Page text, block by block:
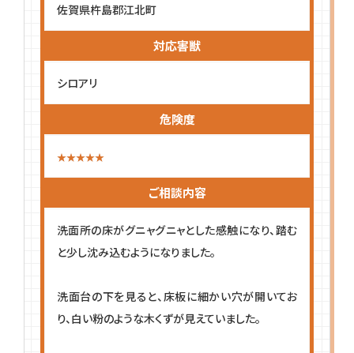
佐賀県杵島郡江北町
対応害獣
シロアリ
危険度
ご相談内容
洗面所の床がグニャグニャとした感触になり、踏む
と少し沈み込むようになりました。
洗面台の下を見ると、床板に細かい穴が開いてお
り、白い粉のような木くずが見えていました。